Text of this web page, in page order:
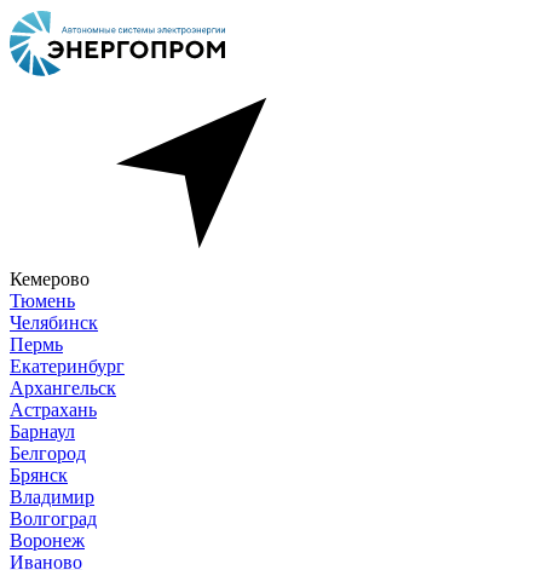
Кемерово
Тюмень
Челябинск
Пермь
Екатеринбург
Архангельск
Астрахань
Барнаул
Белгород
Брянск
Владимир
Волгоград
Воронеж
Иваново